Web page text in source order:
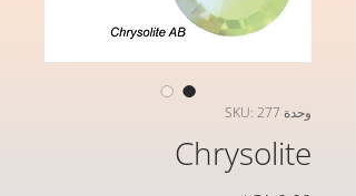
وحدة SKU: 277
Chrysolite